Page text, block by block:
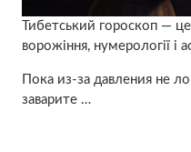
Тибетський гороскоп —
ворожіння, нумерології і
Пока из-за давления не
заварите …